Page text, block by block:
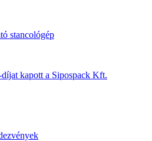
stancológép
kapott a Sipospack Kft.